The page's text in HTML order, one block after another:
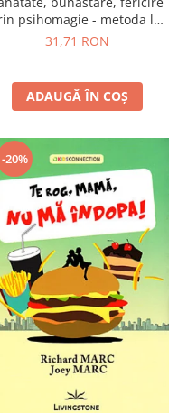
psihomagie - metoda lui
Iskander Djin
31,71 RON
ADAUGĂ ÎN COȘ
-20%